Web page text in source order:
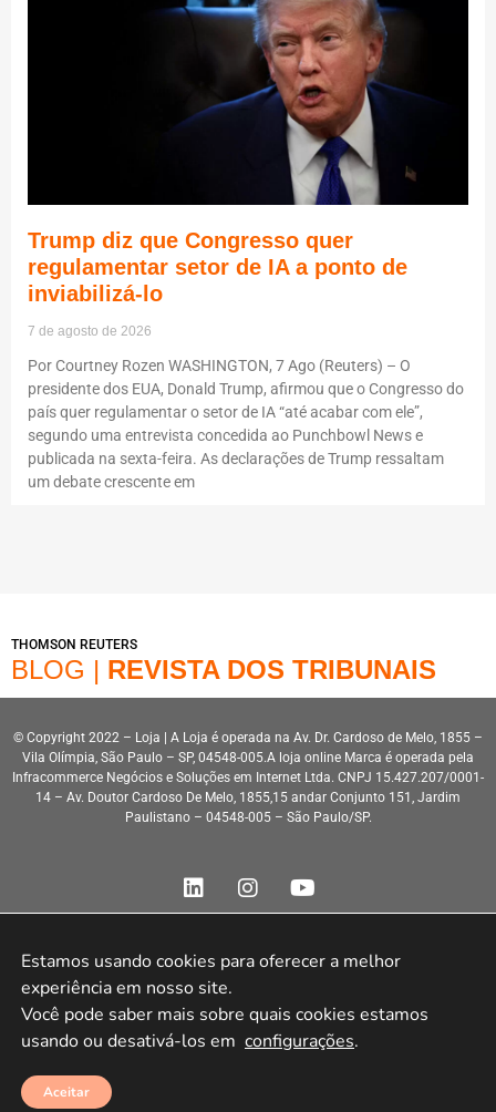
Trump diz que Congresso quer
regulamentar setor de IA a ponto de
inviabilizá-lo
7 de agosto de 2026
Por Courtney Rozen WASHINGTON, 7 Ago (Reuters) – O
presidente dos EUA, Donald Trump, afirmou que o Congresso do
país quer regulamentar o setor de IA “até acabar com ele”,
segundo uma entrevista concedida ao Punchbowl News e
publicada na sexta-feira. As declarações de Trump ressaltam
um debate crescente em
THOMSON REUTERS
BLOG | REVISTA DOS TRIBUNAIS
© Copyright 2022 – Loja | A Loja é operada na Av. Dr. Cardoso de Melo, 1855 –
Vila Olímpia, São Paulo – SP, 04548-005.A loja online Marca é operada pela
Infracommerce Negócios e Soluções em Internet Ltda. CNPJ 15.427.207/0001-
14 – Av. Doutor Cardoso De Melo, 1855,15 andar Conjunto 151, Jardim
Paulistano – 04548-005 – São Paulo/SP.
Estamos usando cookies para oferecer a melhor
experiência em nosso site.
Você pode saber mais sobre quais cookies estamos
usando ou desativá-los em configurações.
Aceitar